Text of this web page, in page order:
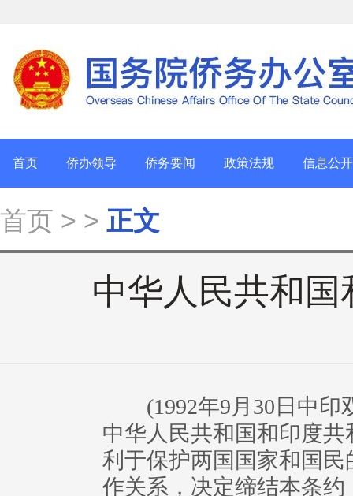
首页 侨办领导 侨务要闻 政策法规 信息公开
首页 > > 正文
中华人民共和
(1992年9月30日中印
中华人民共和国和印度
利于保护两国国家和国
作关系，决定缔结本条